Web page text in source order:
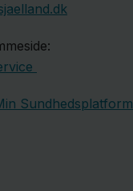
Sundhedsplatform